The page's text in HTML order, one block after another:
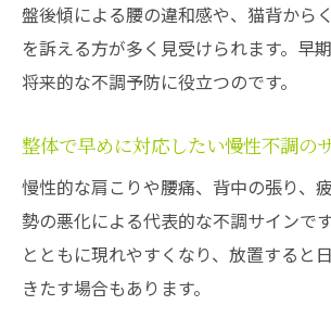
盤後傾による腰の違和感や、猫背から
を訴える方が多く見受けられます。早
将来的な不調予防に役立つのです。
整体で早めに対応したい慢性不調の
慢性的な肩こりや腰痛、背中の張り、
勢の悪化による代表的な不調サインで
とともに現れやすくなり、放置すると
きたす場合もあります。